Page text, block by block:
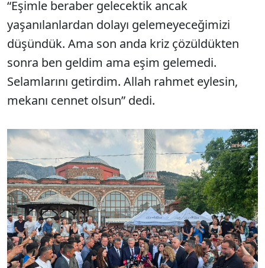
“Eşimle beraber gelecektik ancak
yaşanılanlardan dolayı gelemeyeceğimizi
düşündük. Ama son anda kriz çözüldükten
sonra ben geldim ama eşim gelemedi.
Selamlarını getirdim. Allah rahmet eylesin,
mekanı cennet olsun” dedi.